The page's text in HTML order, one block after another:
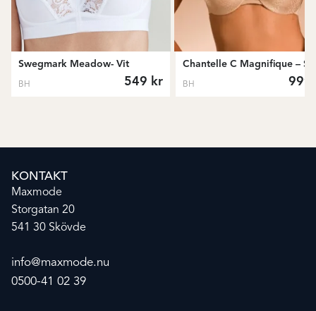
Swegmark Meadow- Vit
BH 549 kr
Chantelle C Magnifique –
BH 999
KONTAKT
Maxmode
Storgatan 20
541 30 Skövde
info@maxmode.nu
0500-41 02 39